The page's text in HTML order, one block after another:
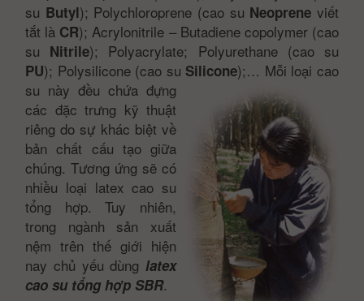
su Butyl); Polychloroprene (cao su Neopreneviết
tắt là CR); Acrylonitrile – Butadiene copolymer (cao
su Nitrile); Polyacrylate; Polyurethane (cao su
PU); Polysilicone (cao su Silicone);… Mỗi loại cao
su này đều chứa đựng
các đặc trưng kỹ thuật
riêng do sự khác biệt về
bản chất cấu tạo giữa
chúng. Tương ứng sẽ có
nhiều loại latex cao su
tổng hợp. Tuy nhiên,
trong ngành sản xuất
nệm trên thế giới hiện
nay chủ yếu dùng latex
cao su tổng hợp SBR.